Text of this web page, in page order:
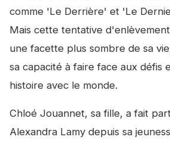
comme 'Le Derrière' et 'Le
Mais cette tentative
une facette plus sombre de sa
sa capacité à faire face aux défis
histoire avec le monde.
Chloé Jouannet, sa fille, a fait
Alexandra Lamy depuis sa